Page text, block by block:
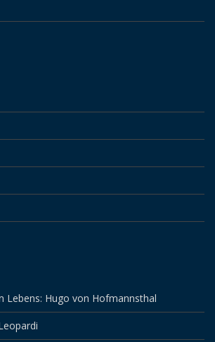
Lebens: Hugo von Hofmannsthal